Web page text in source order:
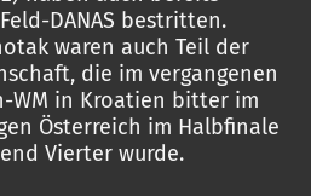
DANAS bestritten.
waren auch Teil der
die im vergangenen
WM in Kroatien bitter im
Österreich im Halbfinale
Vierter wurde.